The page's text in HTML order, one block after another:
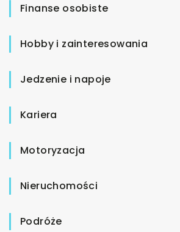
Finanse osobiste
Hobby i zainteresowania
Jedzenie i napoje
Kariera
Motoryzacja
Nieruchomości
Podróże